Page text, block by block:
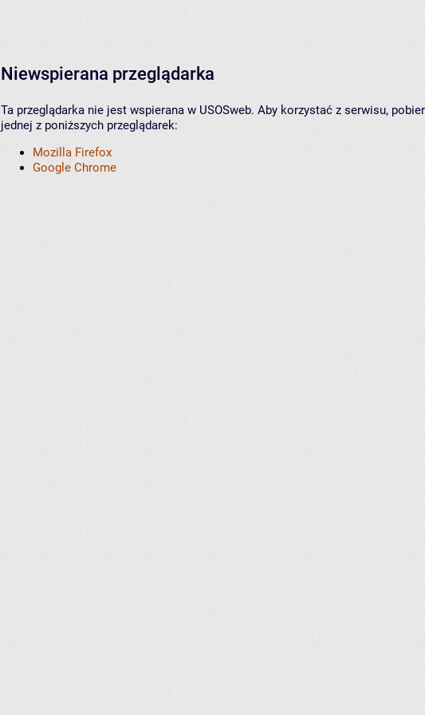
Niewspierana przeglądarka
Ta przeglądarka nie jest wspierana w USOSweb. Aby korzystać z serwisu,
jednej z poniższych przeglądarek:
Mozilla Firefox
Google Chrome